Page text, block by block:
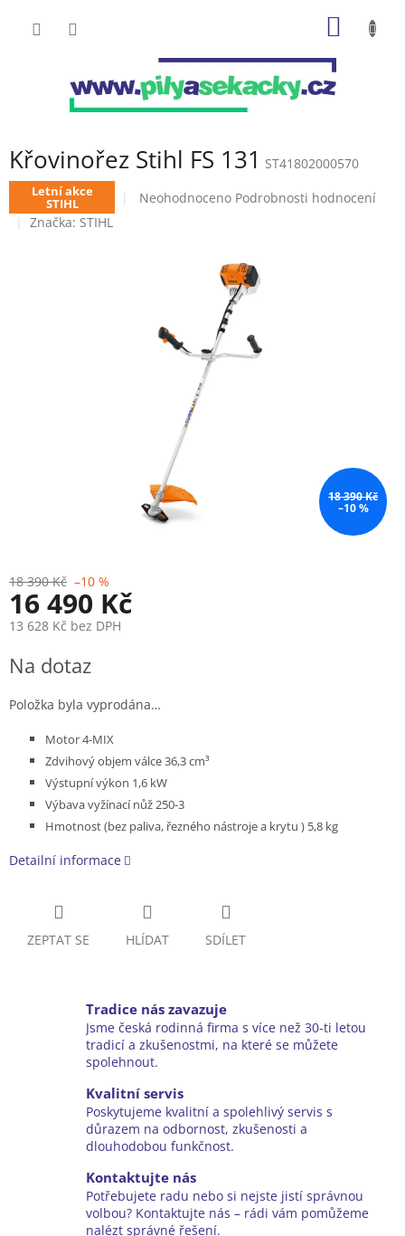
Křovinořez Stihl FS 131 ST41802000570
Letní akce
STIHL
Průměrné
Neohodnoceno Podrobnosti hodnocení
Značka: STIHL
18 390 Kč
–10 %
18 390 Kč –10 %
16 490 Kč
13 628 Kč bez DPH
cena:
Na dotaz
Položka byla vyprodána…
Motor 4-MIX
Zdvihový objem válce 36,3 cm³
Výstupní výkon 1,6 kW
Výbava vyžínací nůž 250-3
Hmotnost (bez paliva, řezného nástroje a krytu ) 5,8 kg
Detailní informace
ZEPTAT SE HLÍDAT SDÍLET
Tradice nás zavazuje
Jsme česká rodinná firma s více než 30-ti letou
tradicí a zkušenostmi, na které se můžete
spolehnout.
Kvalitní servis
Poskytujeme kvalitní a spolehlivý servis s
důrazem na odbornost, zkušenosti a
dlouhodobou funkčnost.
Kontaktujte nás
Potřebujete radu nebo si nejste jistí správnou
volbou? Kontaktujte nás – rádi vám pomůžeme
nalézt správné řešení.